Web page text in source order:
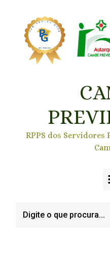
RPPS dos